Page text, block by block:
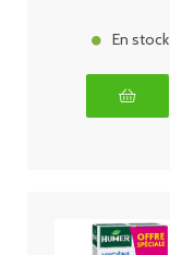
En stock